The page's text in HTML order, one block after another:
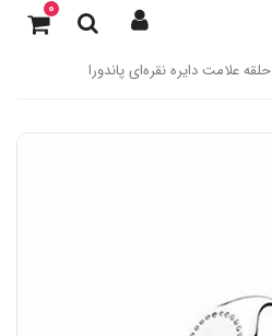
0
حلقه علامت دایره نقره‌ای پاندورا